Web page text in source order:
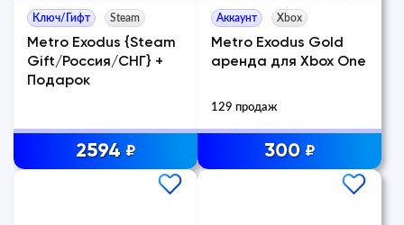
Ключ/Гифт Steam
Metro Exodus {Steam
Gift/Россия/СНГ} +
Подарок
2594 ₽
Аккаунт Xbox
Metro Exodus Gold
аренда для Xbox One
129 продаж
300 ₽